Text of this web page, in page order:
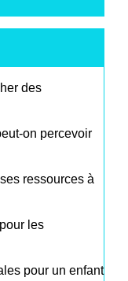
des
on percevoir
ressources à
les
pour un enfant